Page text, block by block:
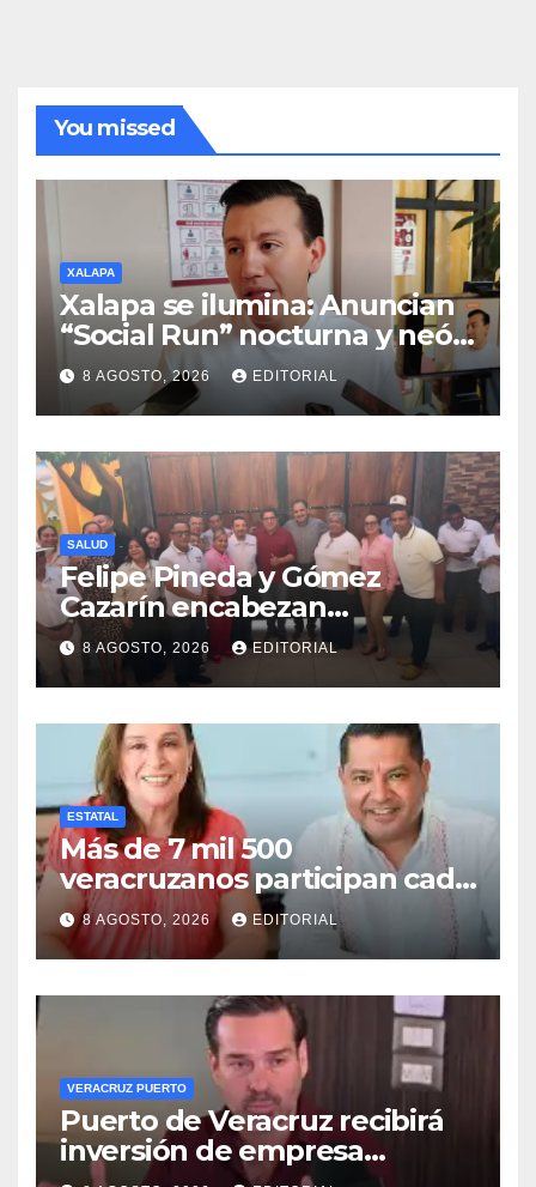
You missed
XALAPA
Xalapa se ilumina: Anuncian
“Social Run” nocturna y neón
con DJ’s este 22 de agosto
8 AGOSTO, 2026 EDITORIAL
SALUD
Felipe Pineda y Gómez
Cazarín encabezan
conformación del Comité de
Salud en Cosamaloapan
8 AGOSTO, 2026 EDITORIAL
ESTATAL
Más de 7 mil 500
veracruzanos participan cada
año en programas de
movilidad laboral: STPSP
8 AGOSTO, 2026 EDITORIAL
VERACRUZ PUERTO
Puerto de Veracruz recibirá
inversión de empresa